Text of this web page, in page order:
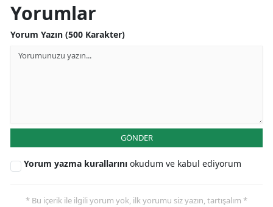
Yorumlar
Yorum Yazın (500 Karakter)
GÖNDER
Yorum yazma kurallarını okudum ve kabul ediyorum
* Bu içerik ile ilgili yorum yok, ilk yorumu siz yazın, tartışalım *